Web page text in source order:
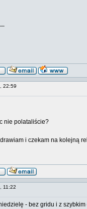
22:59
nie polataliście?
i czekam na kolejną
11:22
- bez gridu i z